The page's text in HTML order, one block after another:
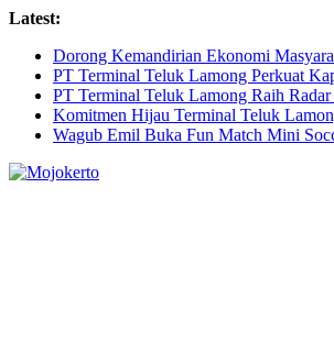
Skip
content
Latest:
Dorong Kemandirian Ekonomi
PT Terminal Teluk Lamong Perkuat
PT Terminal Teluk Lamong Raih
Komitmen Hijau Terminal Teluk
Wagub Emil Buka Fun Match Mini